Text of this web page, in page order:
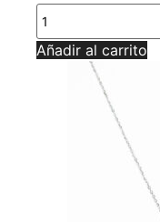
GARGANTILLA
CONSTELACIONES
ARIES
AG
cantidad
Añadir al carrito